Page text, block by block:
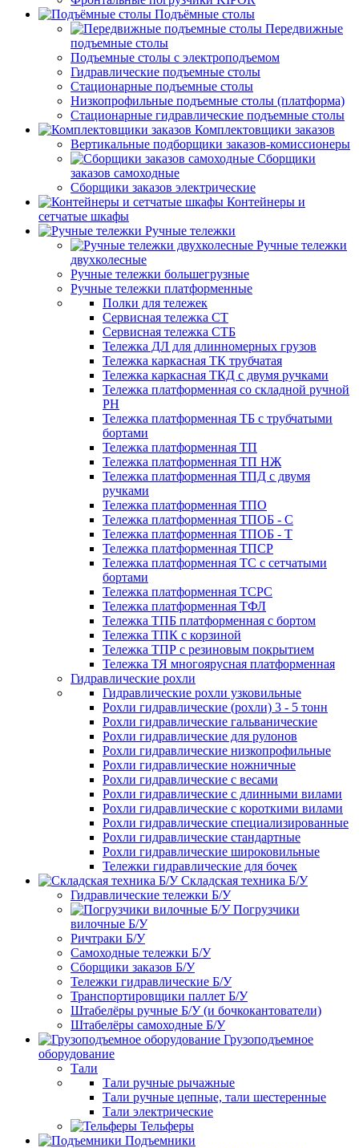
Подъёмные столы
Передвижные
подъемные столы
Подъемные столы с электроподъемом
Гидравлические подъемные столы
Стационарные подъемные столы
Низкопрофильные подъемные столы (платформа)
Стационарные гидравлические подъемные столы
Комплектовщики заказов
Вертикальные подборщики заказов-комиссионеры
Сборщики
заказов самоходные
Сборщики заказов электрические
Контейнеры и
сетчатые шкафы
Ручные тележки
Ручные тележки
двухколесные
Ручные тележки большегрузные
Ручные тележки платформенные
Полки для тележек
Сервисная тележка СТ
Сервисная тележка СТБ
Тележка ДЛ для длинномерных грузов
Тележка каркасная ТК трубчатая
Тележка каркасная ТКД с двумя ручками
Тележка платформенная со складной ручной
PH
Тележка платформенная ТБ с трубчатыми
бортами
Тележка платформенная ТП
Тележка платформенная ТП НЖ
Тележка платформенная ТПД с двумя
ручками
Тележка платформенная ТПО
Тележка платформенная ТПОБ - С
Тележка платформенная ТПОБ - Т
Тележка платформенная ТПСР
Тележка платформенная ТС с сетчатыми
бортами
Тележка платформенная ТСРС
Тележка платформенная ТФЛ
Тележка ТПБ платформенная с бортом
Тележка ТПК с корзиной
Тележка ТПР с резиновым покрытием
Тележка ТЯ многоярусная платформенная
Гидравлические рохли
Гидравлические рохли узковильные
Рохли гидравлические (рохли) 3 - 5 тонн
Рохли гидравлические гальванические
Рохли гидравлические для рулонов
Рохли гидравлические низкопрофильные
Рохли гидравлические ножничные
Рохли гидравлические с весами
Рохли гидравлические с длинными вилами
Рохли гидравлические с короткими вилами
Рохли гидравлические специализированные
Рохли гидравлические стандартные
Рохли гидравлические широковильные
Тележки гидравлические для бочек
Складская техника Б/У
Гидравлические тележки Б/У
Погрузчики
вилочные Б/У
Ричтраки Б/У
Самоходные тележки Б/У
Сборщики заказов Б/У
Тележки гидравлические Б/У
Транспортировщики паллет Б/У
Штабелёры ручные Б/У (и бочкокантователи)
Штабелёры самоходные Б/У
Грузоподъемное
оборудование
Тали
Тали ручные рычажные
Тали ручные цепные, тали шестеренные
Тали электрические
Тельферы
Подъемники